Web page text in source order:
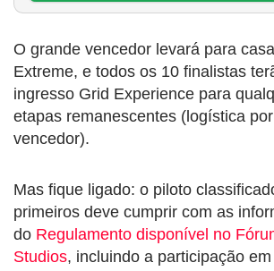
O grande vencedor levará para
Extreme, e todos os 10 finalistas
ingresso Grid Experience para
etapas remanescentes (logística
vencedor).
Mas fique ligado: o piloto
primeiros deve cumprir com as
do Regulamento disponível no
Studios, incluindo a participação